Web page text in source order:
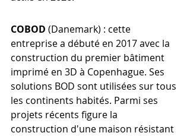
COBOD (Danemark) : cette
entreprise a débuté en 2017 avec la
construction du premier bâtiment
imprimé en 3D à Copenhague. Ses
solutions BOD sont utilisées sur tous
les continents habités. Parmi ses
projets récents figure la
construction d'une maison résistant